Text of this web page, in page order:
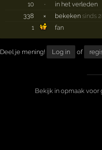
10
·
in het verleden
338
× bekeken sinds
1
fan
Deel je mening! Log in of
Bekijk in opmaak voor